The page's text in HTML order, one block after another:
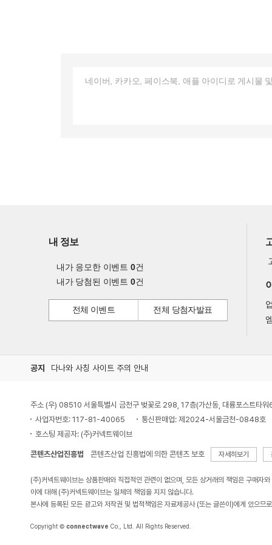
내 정보
내가 응모한 이벤트 0건
내가 당첨된 이벤트 0건
전체 이벤트 전체 당첨자발표
공지 다나와 사칭 사이트 주의 안내
주소 (우) 08510 서울특별시 금천구 벚꽃로 298, 17층(가산동, 대륭포스트타워
사업자번호: 117-81-40065
통신판매업: 제2024-서울금천-0848호
호스팅 제공자: (주)커넥트웨이브
콘텐츠산업진흥법 콘텐츠산업 진흥법에 의한 콘텐츠 보호 자세히보기
(주)커넥트웨이브는 상품판매와 직접적인 관련이 없으며, 모든 상거래의 책임은 구매자
이에 대해 (주)커넥트웨이브는 일체의 책임을 지지 않습니다.
본사에 등록된 모든 광고와 저작권 및 법적책임은 자료제공사 (또는 글쓴이)에게 있으므
Copyright © connectwave Co., Ltd. All Rights Reserved.